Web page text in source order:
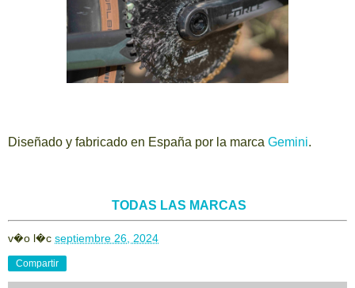
Diseñado y fabricado en España por la marca Gemini.
TODAS LAS MARCAS
v�o l�c septiembre 26, 2024
Compartir